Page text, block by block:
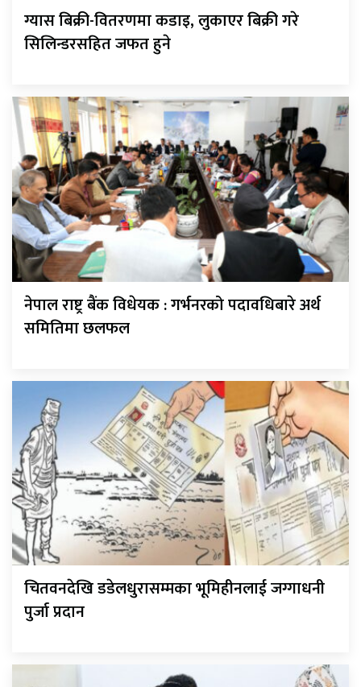
ग्यास बिक्री-वितरणमा कडाइ, लुकाएर बिक्री गरे
सिलिन्डरसहित जफत हुने
नेपाल राष्ट्र बैंक विधेयक : गर्भनरको पदावधिबारे अर्थ
समितिमा छलफल
चितवनदेखि डडेलधुरासम्मका भूमिहीनलाई जग्गाधनी
पुर्जा प्रदान